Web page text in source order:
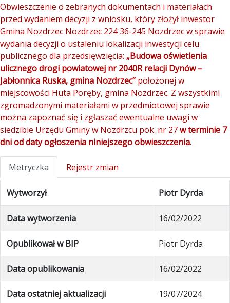
Obwieszczenie o zebranych dokumentach i materiałach
przed wydaniem decyzji z wniosku, który złożył inwestor
Gmina Nozdrzec Nozdrzec 224 36-245 Nozdrzec w sprawie
wydania decyzji o ustaleniu lokalizacji inwestycji celu
publicznego dla przedsięwzięcia: „Budowa oświetlenia
ulicznego drogi powiatowej nr 2040R relacji Dynów –
Jabłonnica Ruska, gmina Nozdrzec” położonej w
miejscowości Huta Poręby, gmina Nozdrzec. Z wszystkimi
zgromadzonymi materiałami w przedmiotowej sprawie
można zapoznać się i zgłaszać ewentualne uwagi w
siedzibie Urzędu Gminy w Nozdrzcu pok. nr 27w terminie 7
dni od daty ogłoszenia niniejszego obwieszczenia.
Metryczka Rejestr zmian
Wytworzył Piotr Dyrda
Data wytworzenia 16/02/2022
Opublikował w BIP Piotr Dyrda
Data opublikowania 16/02/2022
Data ostatniej aktualizacji 19/07/2024